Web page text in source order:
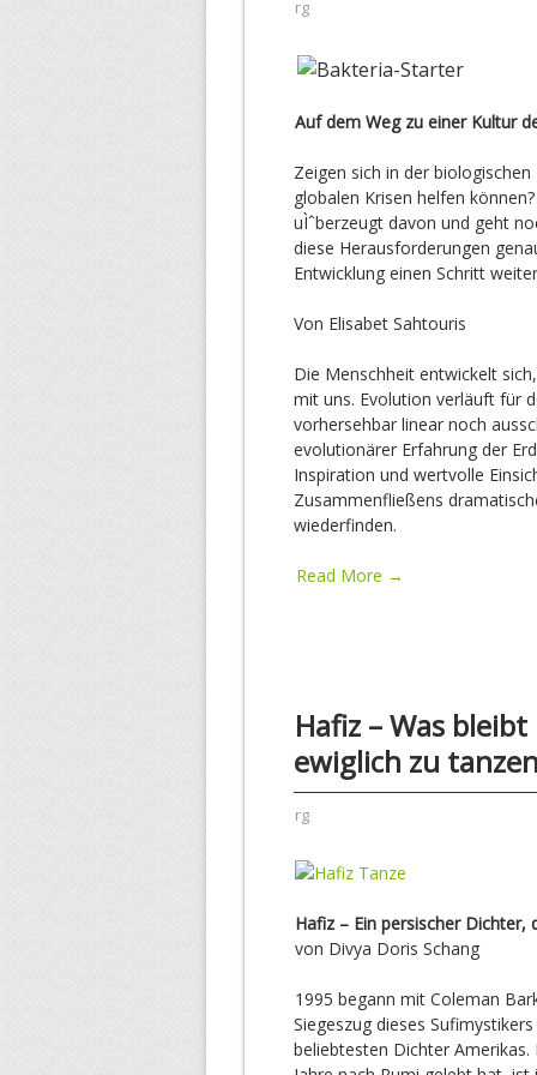
rg
Auf dem Weg zu einer Kultur
Zeigen sich in der
globalen Krisen helfen
uÌˆberzeugt davon und geht
diese Herausforderungen
Entwicklung einen Schritt
Von Elisabet Sahtouris
Die Menschheit entwickelt
mit uns. Evolution verläuft für
vorhersehbar linear noch
evolutionärer Erfahrung der
Inspiration und wertvolle
Zusammenfließens
wiederfinden.
Read More →
Hafiz – Was
ewiglich zu
rg
Hafiz – Ein persischer Dichter,
von Divya Doris Schang
1995 begann mit Coleman
Siegeszug dieses
beliebtesten Dichter